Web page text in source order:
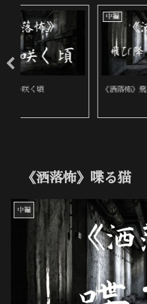
《洒落怖》家以外ではお経を読む
《洒落怖》喋る猫
中編